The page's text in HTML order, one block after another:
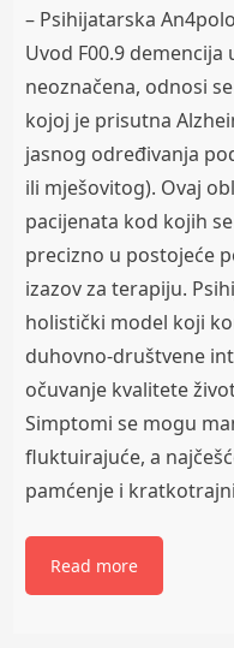
– Psihijatarska
Uvod F00.9
neoznačena, odnosi
kojoj je prisutna
jasnog određivanja
ili mješovitog). Ovaj
pacijenata kod kojih
precizno u postojeće
izazov za terapiju.
holistički model koji
duhovno-društvene
očuvanje kvalitete
Simptomi se mogu
fluktuirajuće, a
pamćenje i
Read more